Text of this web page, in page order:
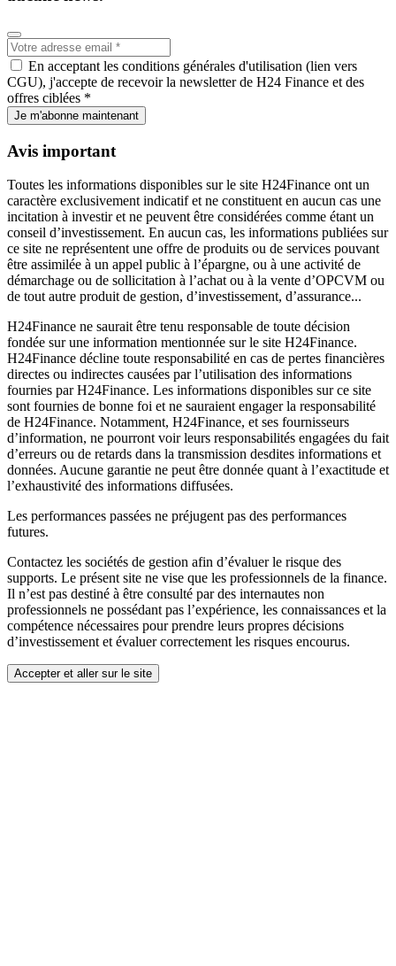
En acceptant les conditions générales d'utilisation (lien vers
CGU), j'accepte de recevoir la newsletter de H24 Finance et des
offres ciblées *
Je m'abonne maintenant
Avis important
Toutes les informations disponibles sur le site H24Finance ont un
caractère exclusivement indicatif et ne constituent en aucun cas une
incitation à investir et ne peuvent être considérées comme étant un
conseil d’investissement. En aucun cas, les informations publiées sur
ce site ne représentent une offre de produits ou de services pouvant
être assimilée à un appel public à l’épargne, ou à une activité de
démarchage ou de sollicitation à l’achat ou à la vente d’OPCVM ou
de tout autre produit de gestion, d’investissement, d’assurance...
H24Finance ne saurait être tenu responsable de toute décision
fondée sur une information mentionnée sur le site H24Finance.
H24Finance décline toute responsabilité en cas de pertes financières
directes ou indirectes causées par l’utilisation des informations
fournies par H24Finance. Les informations disponibles sur ce site
sont fournies de bonne foi et ne sauraient engager la responsabilité
de H24Finance. Notamment, H24Finance, et ses fournisseurs
d’information, ne pourront voir leurs responsabilités engagées du fait
d’erreurs ou de retards dans la transmission desdites informations et
données. Aucune garantie ne peut être donnée quant à l’exactitude et
l’exhaustivité des informations diffusées.
Les performances passées ne préjugent pas des performances
futures.
Contactez les sociétés de gestion afin d’évaluer le risque des
supports. Le présent site ne vise que les professionnels de la finance.
Il n’est pas destiné à être consulté par des internautes non
professionnels ne possédant pas l’expérience, les connaissances et la
compétence nécessaires pour prendre leurs propres décisions
d’investissement et évaluer correctement les risques encourus.
Accepter et aller sur le site